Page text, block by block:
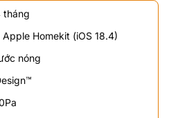
tháng
Homekit (iOS 18.4)
nóng